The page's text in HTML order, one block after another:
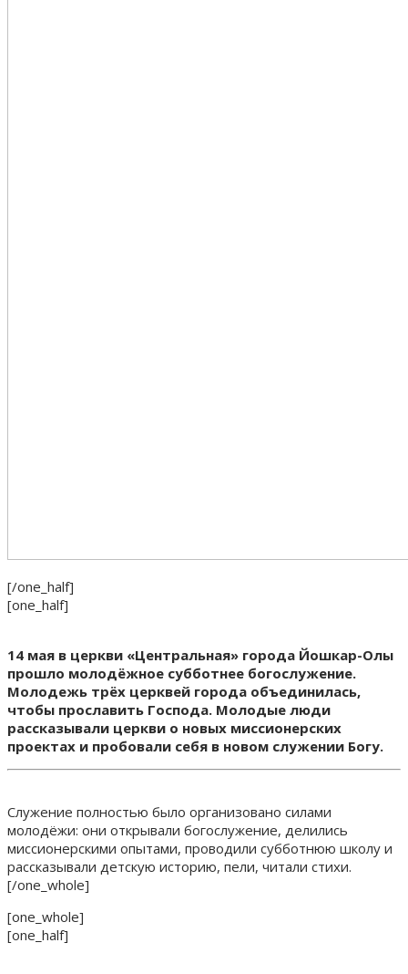
[/one_half]
[one_half]
14 мая в церкви «Центральная» города Йошкар-Олы
прошло молодёжное субботнее богослужение.
Молодежь трёх церквей города объединилась,
чтобы прославить Господа. Молодые люди
рассказывали церкви о новых миссионерских
проектах и пробовали себя в новом служении Богу.
Служение полностью было организовано силами
молодёжи: они открывали богослужение, делились
миссионерскими опытами, проводили субботнюю школу и
рассказывали детскую историю, пели, читали стихи.
[/one_whole]
[one_whole]
[one_half]